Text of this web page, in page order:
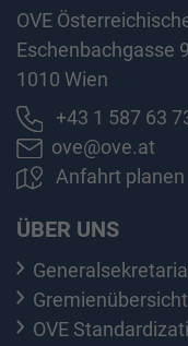
OVE
Eschenbachgasse 9
1010 Wien
+43 1 587 63
ove@ove.at
Anfahrt planen
ÜBER UNS
OVE